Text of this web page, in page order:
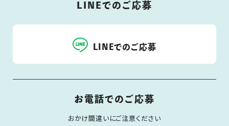
LINEでのご応募
LINEでのご応募
お電話でのご応募
おかけ間違いにご注意ください